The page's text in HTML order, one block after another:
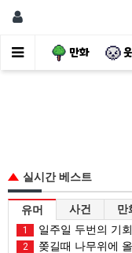
사건 만화
실시간 베스트
유머 사건 만
1 일주일 두번의 기
2 쫒길때 나무위에